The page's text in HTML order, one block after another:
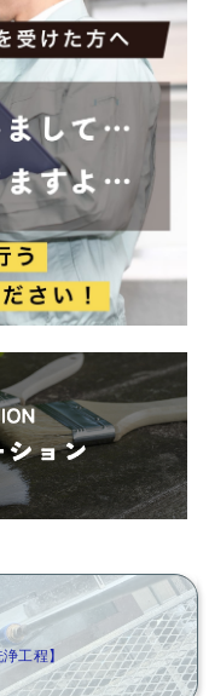
工程】